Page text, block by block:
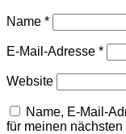
Name *
E-Mail-Adresse *
Website
Name, E-Mail-
für meinen